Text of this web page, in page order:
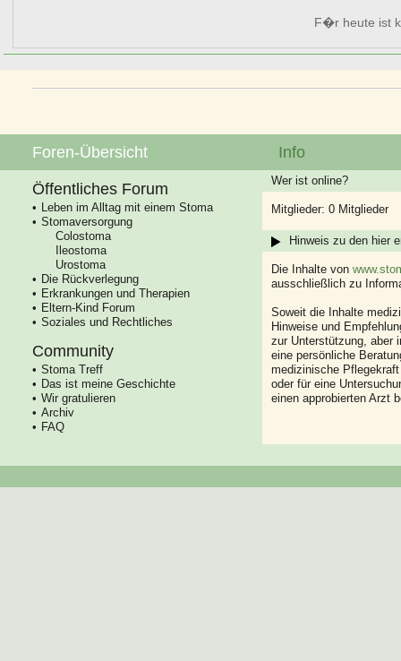
F�r heute ist
Foren-Übersicht
Öffentliches Forum
Leben im Alltag mit einem Stoma
Stomaversorgung
Colostoma
Ileostoma
Urostoma
Die Rückverlegung
Erkrankungen und Therapien
Eltern-Kind Forum
Soziales und Rechtliches
Community
Stoma Treff
Das ist meine Geschichte
Wir gratulieren
Archiv
FAQ
Info
Wer ist online?
Mitglieder: 0 Mitglieder
Hinweis zu den hier
Die Inhalte von
ausschließlich zu
Soweit die Inhalte
Hinweise und
zur Unterstützung, aber
eine persönliche
medizinische
oder für eine
einen approbierten Arzt